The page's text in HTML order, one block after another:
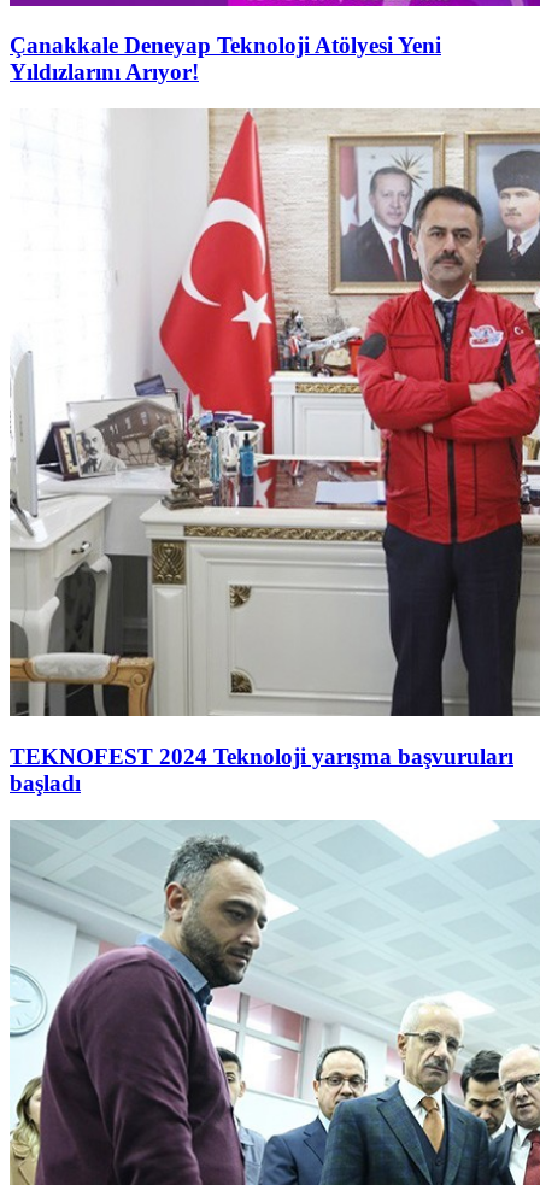
Çanakkale Deneyap Teknoloji Atölyesi Yeni
Yıldızlarını Arıyor!
TEKNOFEST 2024 Teknoloji yarışma başvuruları
başladı